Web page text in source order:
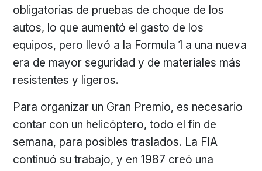
obligatorias de pruebas de choque de los
autos, lo que aumentó el gasto de los
equipos, pero llevó a la Formula 1 a una nueva
era de mayor seguridad y de materiales más
resistentes y ligeros.
Para organizar un Gran Premio, es necesario
contar con un helicóptero, todo el fin de
semana, para posibles traslados. La FIA
continuó su trabajo, y en 1987 creó una